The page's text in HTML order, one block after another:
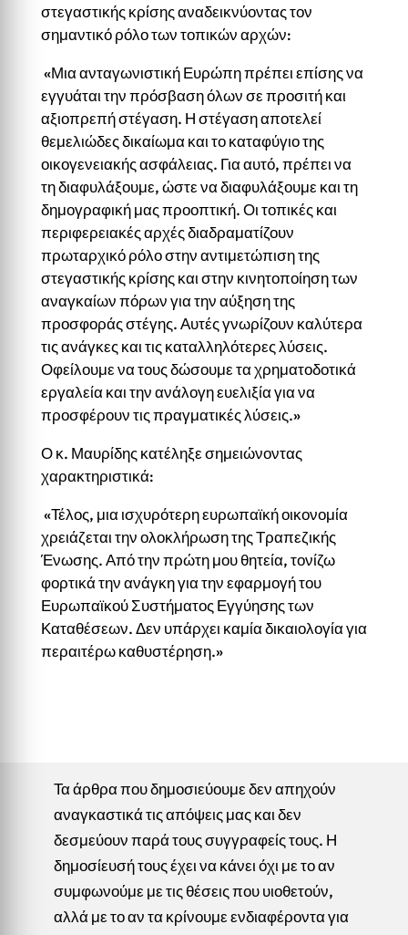
στεγαστικής κρίσης αναδεικνύοντας τον
σημαντικό ρόλο των τοπικών αρχών:
«Μια ανταγωνιστική Ευρώπη πρέπει επίσης να
εγγυάται την πρόσβαση όλων σε προσιτή και
αξιοπρεπή στέγαση. Η στέγαση αποτελεί
θεμελιώδες δικαίωμα και το καταφύγιο της
οικογενειακής ασφάλειας. Για αυτό, πρέπει να
τη διαφυλάξουμε, ώστε να διαφυλάξουμε και τη
δημογραφική μας προοπτική. Οι τοπικές και
περιφερειακές αρχές διαδραματίζουν
πρωταρχικό ρόλο στην αντιμετώπιση της
στεγαστικής κρίσης και στην κινητοποίηση των
αναγκαίων πόρων για την αύξηση της
προσφοράς στέγης. Αυτές γνωρίζουν καλύτερα
τις ανάγκες και τις καταλληλότερες λύσεις.
Οφείλουμε να τους δώσουμε τα χρηματοδοτικά
εργαλεία και την ανάλογη ευελιξία για να
προσφέρουν τις πραγματικές λύσεις.»
Ο κ. Μαυρίδης κατέληξε σημειώνοντας
χαρακτηριστικά:
«Τέλος, μια ισχυρότερη ευρωπαϊκή οικονομία
χρειάζεται την ολοκλήρωση της Τραπεζικής
Ένωσης. Από την πρώτη μου θητεία, τονίζω
φορτικά την ανάγκη για την εφαρμογή του
Ευρωπαϊκού Συστήματος Εγγύησης των
Καταθέσεων. Δεν υπάρχει καμία δικαιολογία για
περαιτέρω καθυστέρηση.»
Τα άρθρα που δημοσιεύουμε δεν απηχούν
αναγκαστικά τις απόψεις μας και δεν
δεσμεύουν παρά τους συγγραφείς τους. Η
δημοσίευσή τους έχει να κάνει όχι με το αν
συμφωνούμε με τις θέσεις που υιοθετούν,
αλλά με το αν τα κρίνουμε ενδιαφέροντα για